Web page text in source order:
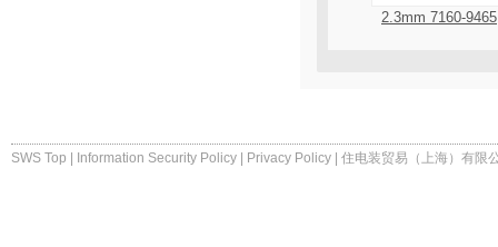
2.3mm 7160-9465
SWS Top Information Security Policy Privacy Policy 住电装贸易（上海）有限